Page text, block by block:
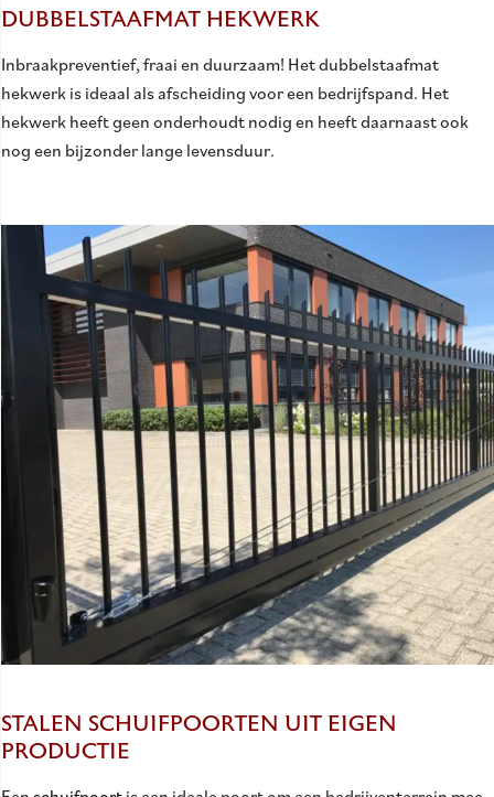
DUBBELSTAAFMAT HEKWERK
Inbraakpreventief, fraai en duurzaam! Het dubbelstaafmat
hekwerk is ideaal als afscheiding voor een bedrijfspand. Het
hekwerk heeft geen onderhoudt nodig en heeft daarnaast ook
nog een bijzonder lange levensduur.
STALEN SCHUIFPOORTEN UIT EIGEN
PRODUCTIE